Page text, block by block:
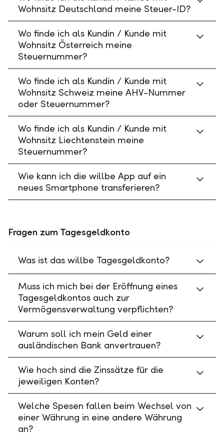
Wohnsitz Deutschland meine Steuer-ID?
Wo finde ich als Kundin / Kunde mit
Wohnsitz Österreich meine
Steuernummer?
Wo finde ich als Kundin / Kunde mit
Wohnsitz Schweiz meine AHV-Nummer
oder Steuernummer?
Wo finde ich als Kundin / Kunde mit
Wohnsitz Liechtenstein meine
Steuernummer?
Wie kann ich die willbe App auf ein
neues Smartphone transferieren?
Fragen zum Tagesgeldkonto
Was ist das willbe Tagesgeldkonto?
Muss ich mich bei der Eröffnung eines
Tagesgeldkontos auch zur
Vermögensverwaltung verpflichten?
Warum soll ich mein Geld einer
ausländischen Bank anvertrauen?
Wie hoch sind die Zinssätze für die
jeweiligen Konten?
Welche Spesen fallen beim Wechsel von
einer Währung in eine andere Währung
an?